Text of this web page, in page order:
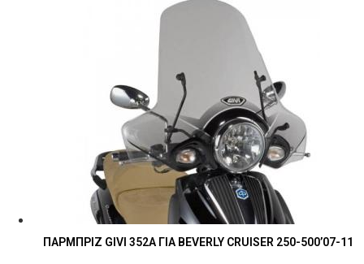
ΠΑΡΜΠΡΙΖ GIVI 352Α ΓΙΑ BEVERLY CRUISER 250-500’07-11